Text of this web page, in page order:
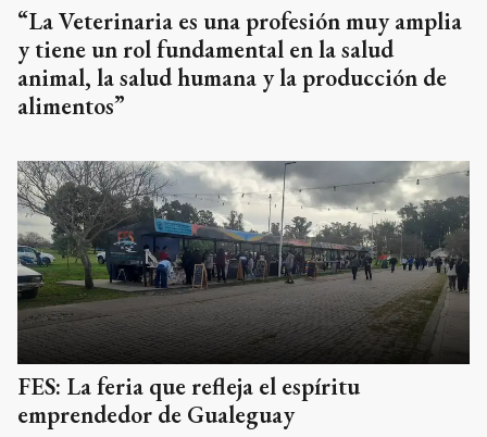
“La Veterinaria es una profesión muy amplia
y tiene un rol fundamental en la salud
animal, la salud humana y la producción de
alimentos”
FES: La feria que refleja el espíritu
emprendedor de Gualeguay